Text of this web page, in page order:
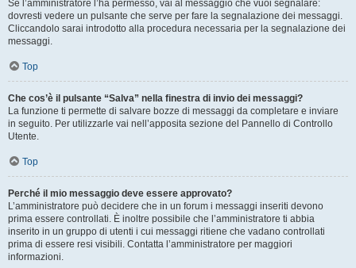
Se l’amministratore l’ha permesso, vai al messaggio che vuoi segnalare:
dovresti vedere un pulsante che serve per fare la segnalazione dei messaggi.
Cliccandolo sarai introdotto alla procedura necessaria per la segnalazione dei
messaggi.
Top
Che cos’è il pulsante “Salva” nella finestra di invio dei messaggi?
La funzione ti permette di salvare bozze di messaggi da completare e inviare
in seguito. Per utilizzarle vai nell’apposita sezione del Pannello di Controllo
Utente.
Top
Perché il mio messaggio deve essere approvato?
L’amministratore può decidere che in un forum i messaggi inseriti devono
prima essere controllati. È inoltre possibile che l’amministratore ti abbia
inserito in un gruppo di utenti i cui messaggi ritiene che vadano controllati
prima di essere resi visibili. Contatta l’amministratore per maggiori
informazioni.